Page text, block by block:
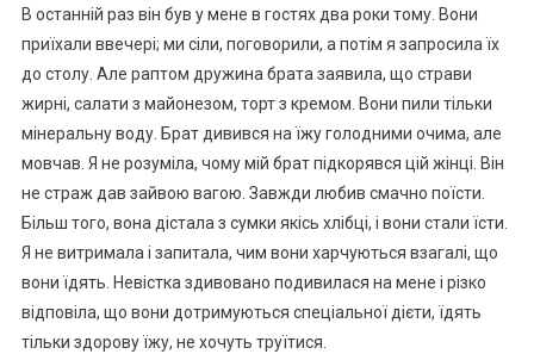
В останній раз він був у мене в гостях два роки тому. Вони
приїхали ввечері; ми сіли, поговорили, а потім я запросила їх
до столу. Але раптом дружина брата заявила, що страви
жирні, салати з майонезом, торт з кремом. Вони пили тільки
мінеральну воду. Брат дивився на їжу голодними очима, але
мовчав. Я не розуміла, чому мій брат підкорявся цій жінці. Він
не страж дав зайвою вагою. Завжди любив смачно поїсти.
Більш того, вона дістала з сумки якісь хлібці, і вони стали їсти.
Я не витримала і запитала, чим вони харчуються взагалі, що
вони їдять. Невістка здивовано подивилася на мене і різко
відповіла, що вони дотримуються спеціальної дієти, їдять
тільки здорову їжу, не хочуть труїтися.